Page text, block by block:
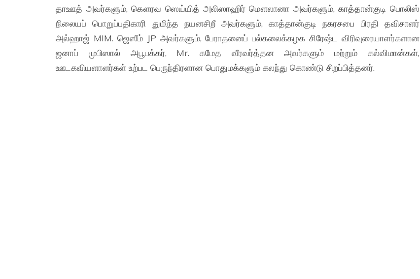
தாஊத் அவர்களும், கௌரவ ஸெய்யித் அலிஸாஹிர் மௌலானா அவர்களும், காத்தான்குடி பொலிஸ்
நிலையப் பொறுப்பதிகாரி துமிந்த நயனசிறீ அவர்களும், காத்தான்குடி நகரசபை பிரதி தவிசாளர்
அல்ஹாஜ் MIM. ஜெஸீம் JP அவர்களும், பேராதனைப் பல்கலைக்கழக சிரேஷ்ட விரிவுரையாளர்களான
ஜனாப் முபிஸால் அபூபக்கர், Mr. சுமேத வீரவர்த்தன அவர்களும் மற்றும் கல்விமான்கள்,
ஊடகவியளாளர்கள் உற்பட பெருந்திரளான பொதுமக்களும் கலந்து கொண்டு சிறப்பித்தனர்.